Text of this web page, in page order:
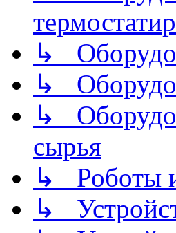
↳
↳
↳
сырья
↳ Роботы и
↳